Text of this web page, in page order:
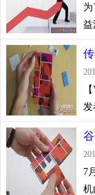
益
发
7
机